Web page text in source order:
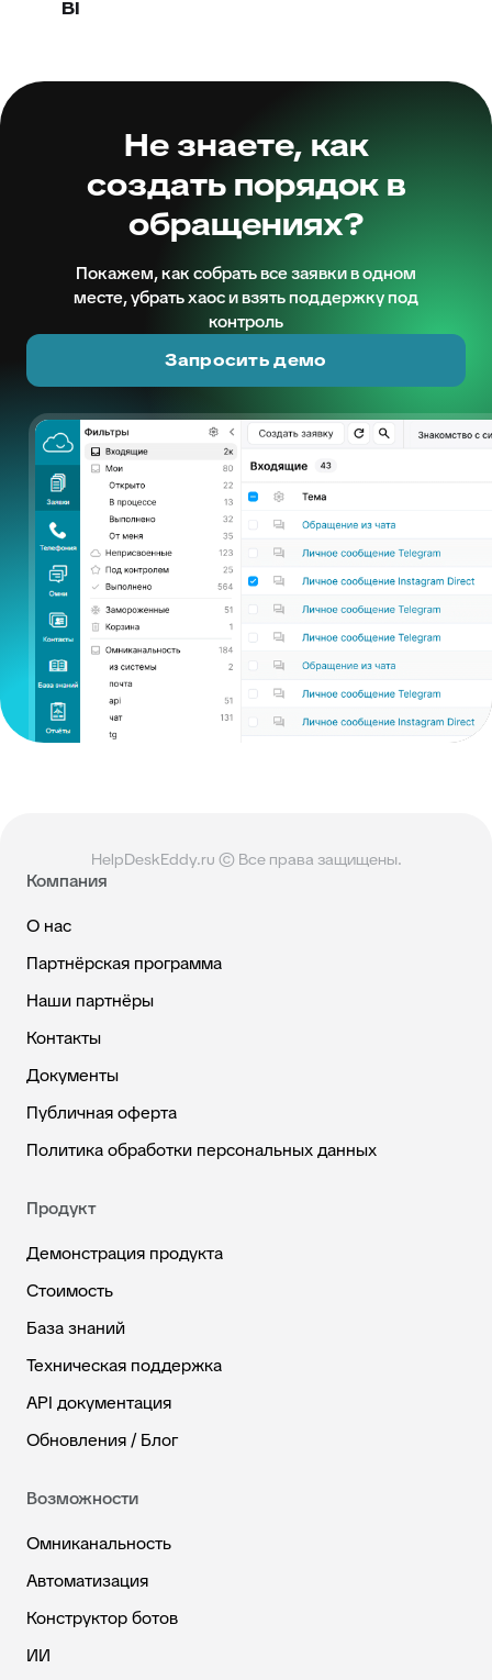
BI
Не знаете, как
создать порядок в
обращениях?
Покажем, как собрать все заявки в одном
месте, убрать хаос и взять поддержку под
контроль
Запросить демо
HelpDeskEddy.ru © Все права защищены.
Компания
О нас
Партнёрская программа
Наши партнёры
Контакты
Документы
Публичная оферта
Политика обработки персональных данных
Продукт
Демонстрация продукта
Стоимость
База знаний
Техническая поддержка
API документация
Обновления / Блог
Возможности
Омниканальность
Автоматизация
Конструктор ботов
ИИ